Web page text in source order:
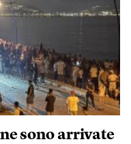
sono arrivate